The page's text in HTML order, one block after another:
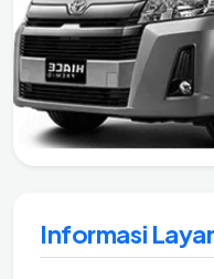
Informasi